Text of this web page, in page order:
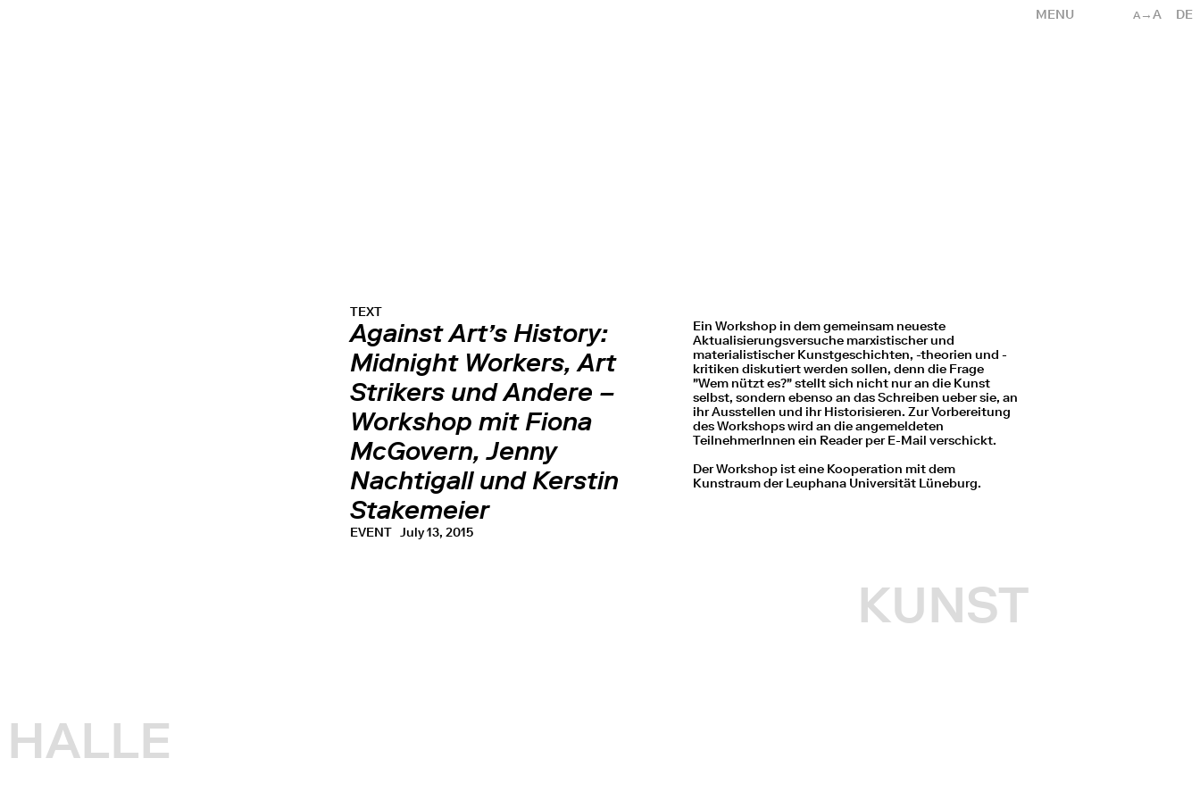
A →A DE
MENU
HALLE
FÜR
KUNST
TEXT
Against Art’s History:
Midnight Workers, Art
Strikers und Andere –
Workshop mit Fiona
McGovern, Jenny
Nachtigall und Kerstin
Stakemeier
EVENT July 13, 2015
Ein Workshop in dem gemeinsam neueste
Aktualisierungsversuche marxistischer und
materialistischer Kunstgeschichten, -theorien und -
kritiken diskutiert werden sollen, denn die Frage
"Wem nützt es?" stellt sich nicht nur an die Kunst
selbst, sondern ebenso an das Schreiben ueber sie, an
ihr Ausstellen und ihr Historisieren. Zur Vorbereitung
des Workshops wird an die angemeldeten
TeilnehmerInnen ein Reader per E-Mail verschickt.
Der Workshop ist eine Kooperation mit dem
Kunstraum der Leuphana Universität Lüneburg.